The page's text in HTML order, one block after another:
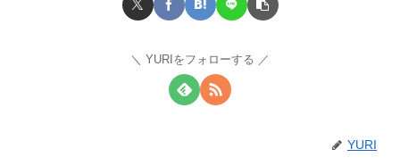
YURIをフォローする
YURI